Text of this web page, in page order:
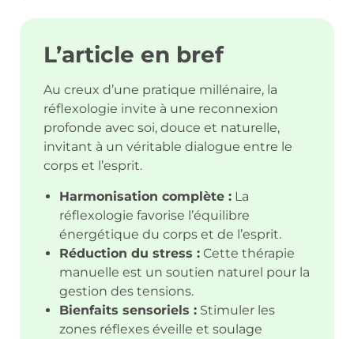
L’article en bref
Au creux d’une pratique millénaire, la
réflexologie invite à une reconnexion
profonde avec soi, douce et naturelle,
invitant à un véritable dialogue entre le
corps et l’esprit.
Harmonisation complète : La
réflexologie favorise l’équilibre
énergétique du corps et de l’esprit.
Réduction du stress : Cette thérapie
manuelle est un soutien naturel pour la
gestion des tensions.
Bienfaits sensoriels : Stimuler les
zones réflexes éveille et soulage